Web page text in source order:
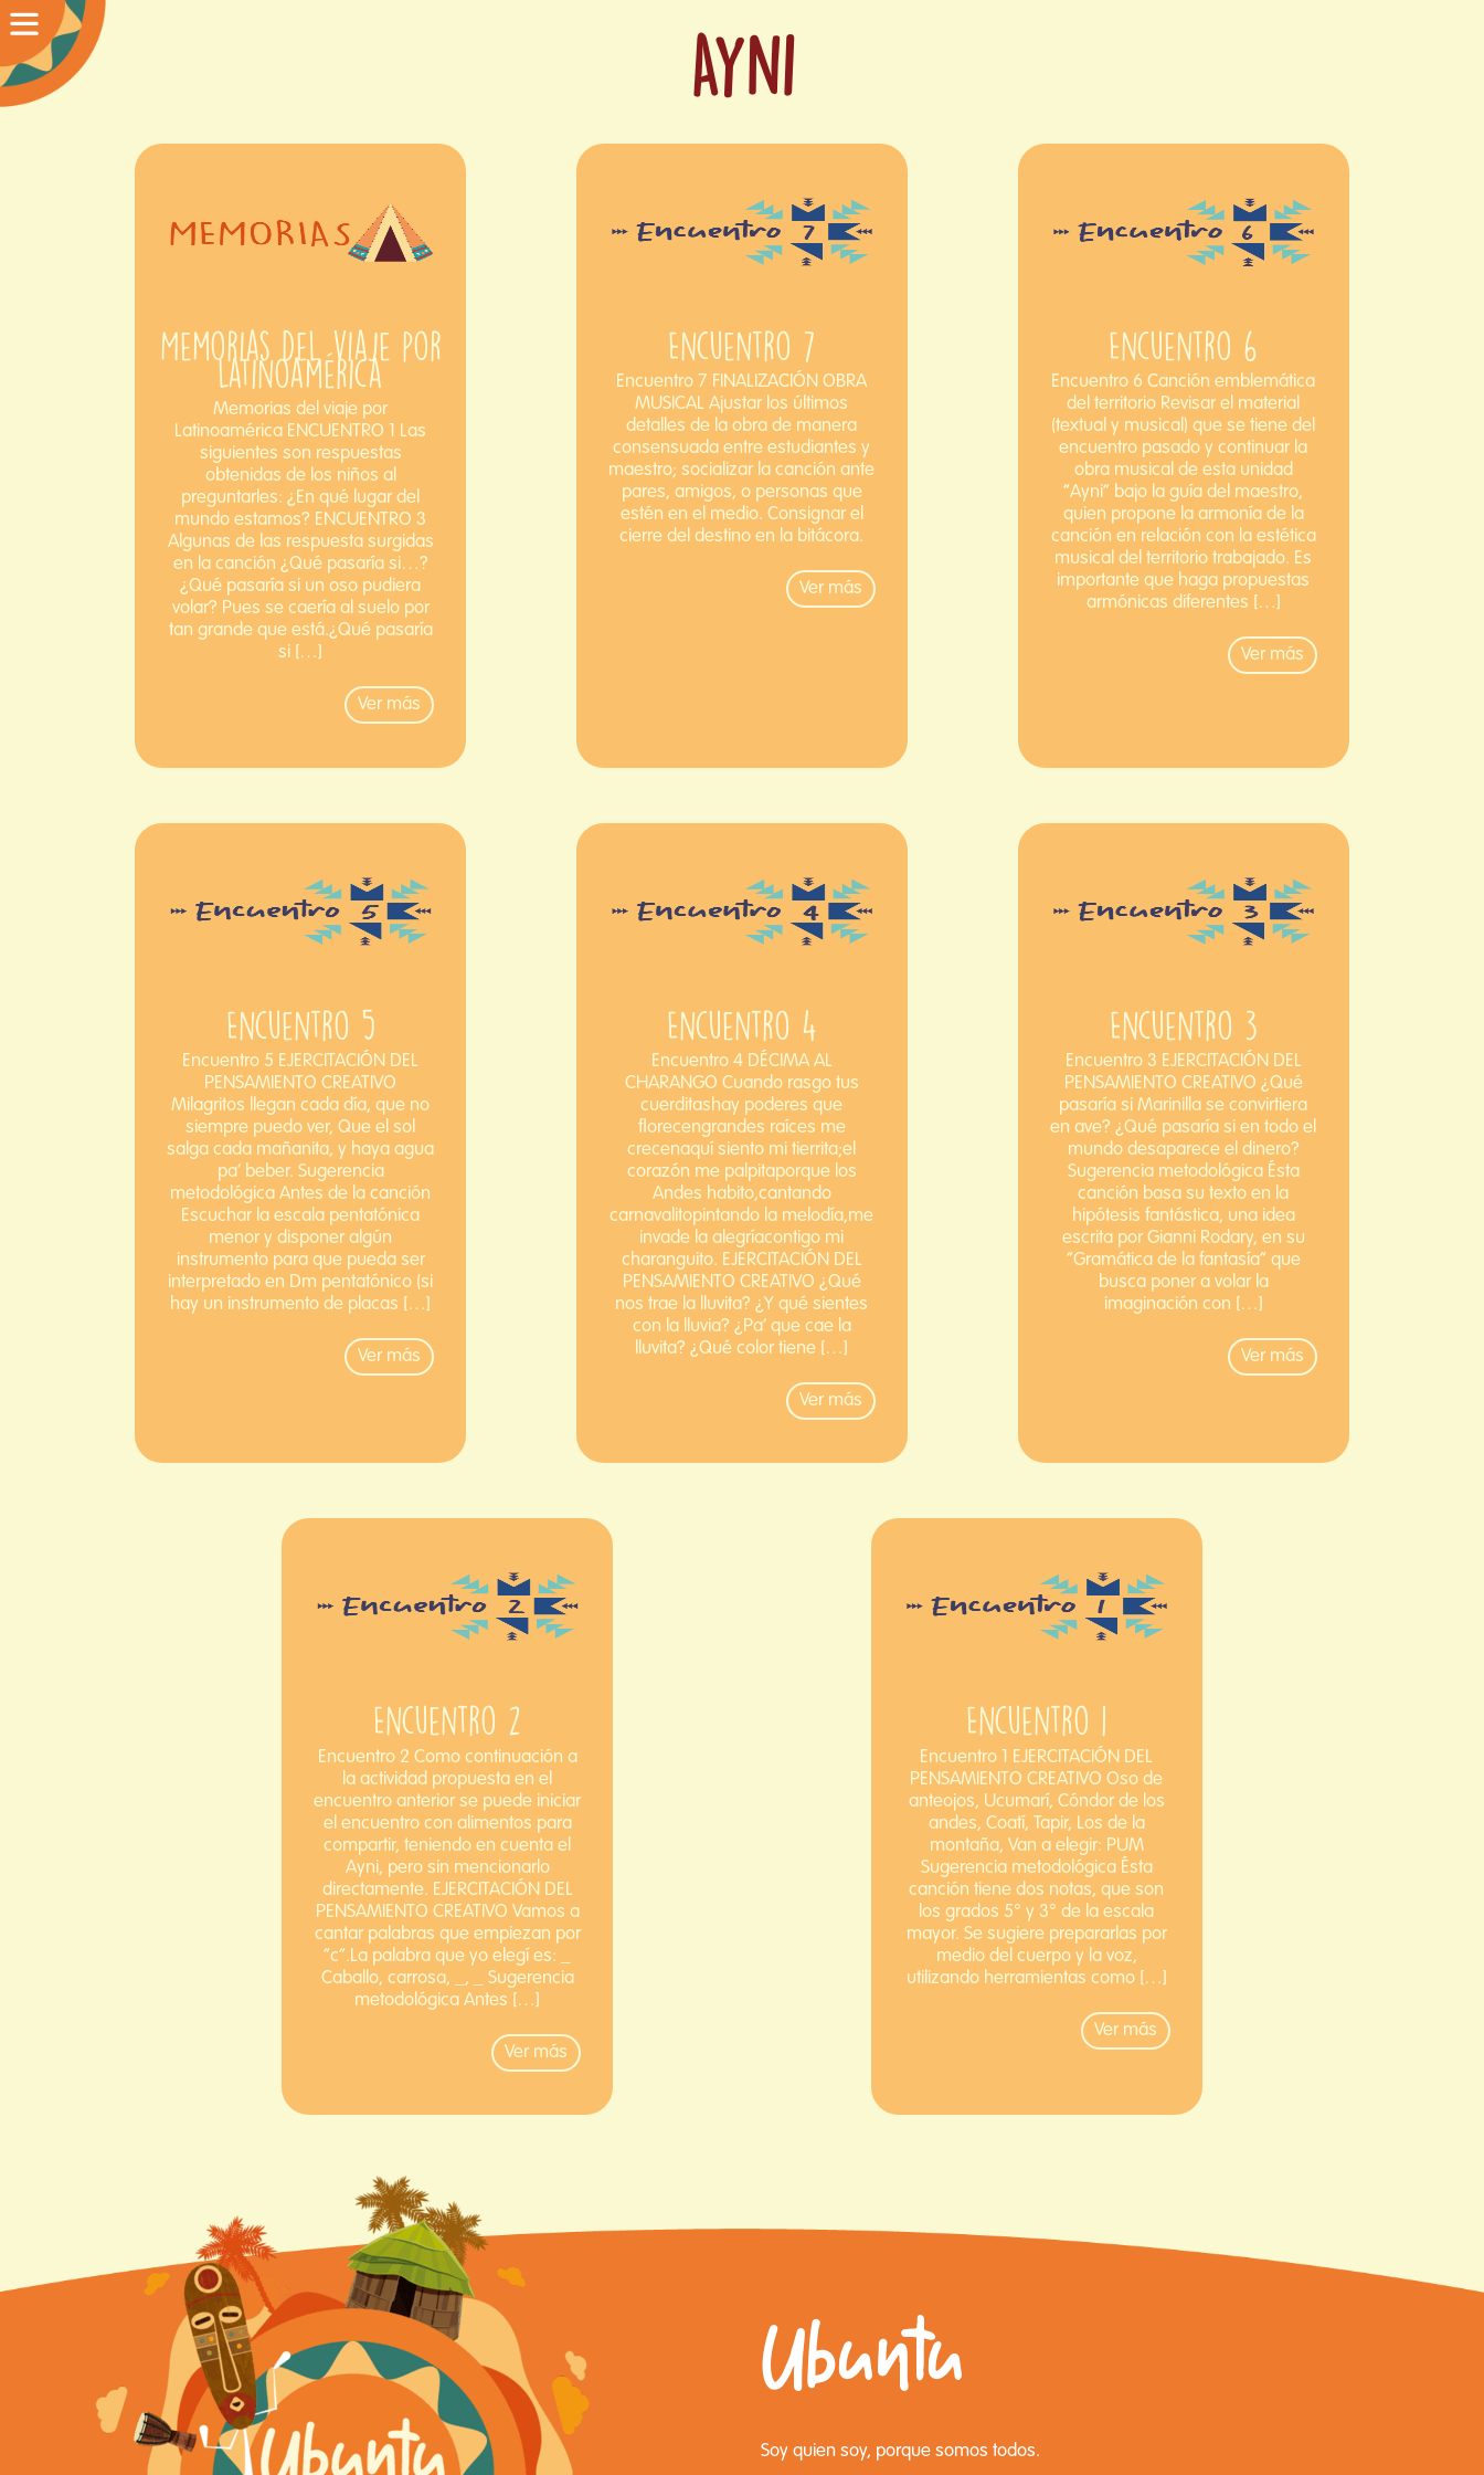
Ayni
Memorias del viaje por
Latinoamérica
Memorias del viaje por
Latinoamérica ENCUENTRO 1 Las
siguientes son respuestas
obtenidas de los niños al
preguntarles: ¿En qué lugar del
mundo estamos? ENCUENTRO 3
Algunas de las respuesta surgidas
en la canción ¿Qué pasaría si…?
¿Qué pasaría si un oso pudiera
volar? Pues se caería al suelo por
tan grande que está.¿Qué pasaría
si […]
Ver más
Encuentro 7
Encuentro 7 FINALIZACIÓN OBRA
MUSICAL Ajustar los últimos
detalles de la obra de manera
consensuada entre estudiantes y
maestro; socializar la canción ante
pares, amigos, o personas que
estén en el medio. Consignar el
cierre del destino en la bitácora.
Ver más
Encuentro 6
Encuentro 6 Canción emblemática
del territorio Revisar el material
(textual y musical) que se tiene del
encuentro pasado y continuar la
obra musical de esta unidad
“Ayni” bajo la guía del maestro,
quien propone la armonía de la
canción en relación con la estética
musical del territorio trabajado. Es
importante que haga propuestas
armónicas diferentes […]
Ver más
Encuentro 5
Encuentro 5 EJERCITACIÓN DEL
PENSAMIENTO CREATIVO
Milagritos llegan cada día, que no
siempre puedo ver, Que el sol
salga cada mañanita, y haya agua
pa’ beber. Sugerencia
metodológica Antes de la canción
Escuchar la escala pentatónica
menor y disponer algún
instrumento para que pueda ser
interpretado en Dm pentatónico (si
hay un instrumento de placas […]
Ver más
Encuentro 4
Encuentro 4 DÉCIMA AL
CHARANGO Cuando rasgo tus
cuerditashay poderes que
florecengrandes raíces me
crecenaquí siento mi tierrita;el
corazón me palpitaporque los
Andes habito,cantando
carnavalitopintando la melodía,me
invade la alegríacontigo mi
charanguito. EJERCITACIÓN DEL
PENSAMIENTO CREATIVO ¿Qué
nos trae la lluvita? ¿Y qué sientes
con la lluvia? ¿Pa’ que cae la
lluvita? ¿Qué color tiene […]
Ver más
Encuentro 3
Encuentro 3 EJERCITACIÓN DEL
PENSAMIENTO CREATIVO ¿Qué
pasaría si Marinilla se convirtiera
en ave? ¿Qué pasaría si en todo el
mundo desaparece el dinero?
Sugerencia metodológica Ésta
canción basa su texto en la
hipótesis fantástica, una idea
escrita por Gianni Rodary, en su
“Gramática de la fantasía” que
busca poner a volar la
imaginación con […]
Ver más
Encuentro 2
Encuentro 2 Como continuación a
la actividad propuesta en el
encuentro anterior se puede iniciar
el encuentro con alimentos para
compartir, teniendo en cuenta el
Ayni, pero sin mencionarlo
directamente. EJERCITACIÓN DEL
PENSAMIENTO CREATIVO Vamos a
cantar palabras que empiezan por
“c”.La palabra que yo elegí es: _
Caballo, carrosa, _, _ Sugerencia
metodológica Antes […]
Ver más
Encuentro 1
Encuentro 1 EJERCITACIÓN DEL
PENSAMIENTO CREATIVO Oso de
anteojos, Ucumarí, Cóndor de los
andes, Coatí, Tapir, Los de la
montaña, Van a elegir: PUM
Sugerencia metodológica Ésta
canción tiene dos notas, que son
los grados 5° y 3° de la escala
mayor. Se sugiere prepararlas por
medio del cuerpo y la voz,
utilizando herramientas como […]
Ver más
Ubuntu
Soy quien soy, porque somos todos.